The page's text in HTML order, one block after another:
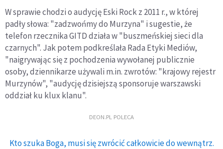
W sprawie chodzi o audycję Eski Rock z 2011 r., w której
padły słowa: "zadzwońmy do Murzyna" i sugestie, że
telefon rzecznika GITD działa w "buszmeńskiej sieci dla
czarnych". Jak potem podkreślała Rada Etyki Mediów,
"naigrywając się z pochodzenia wywołanej publicznie
osoby, dziennikarze używali m.in. zwrotów: "krajowy rejestr
Murzynów", "audycję dzisiejszą sponsoruje warszawski
oddział ku klux klanu".
DEON.PL POLECA
Kto szuka Boga, musi się zwrócić całkowicie do wewnątrz.